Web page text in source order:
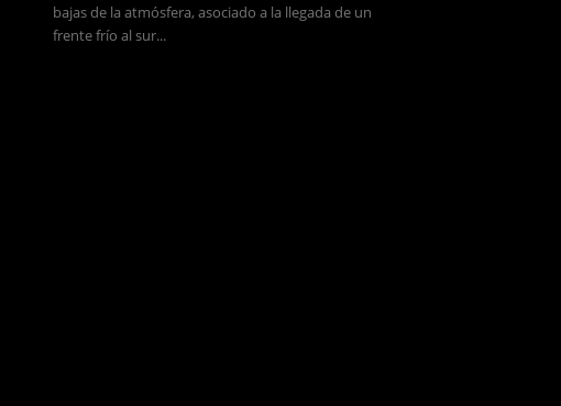
bajas de la atmósfera, asociado a la llegada de un
frente frío al sur...